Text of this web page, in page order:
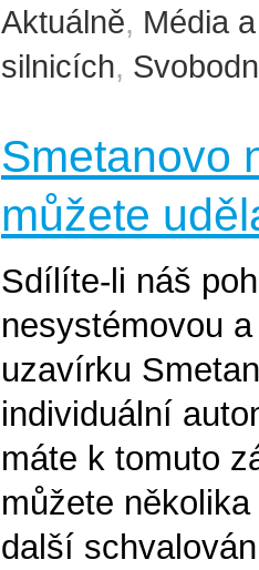
Aktuálně, Média
silnicích,
Smetanovo
můžete
Sdílíte-li náš
nesystémovou
uzavírku
individuální
máte k tomuto
můžete
další